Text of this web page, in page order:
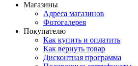
Магазины
Адреса магазинов
Фотогалерея
Покупателю
Как купить и оплатить
Как вернуть товар
Дисконтная программа